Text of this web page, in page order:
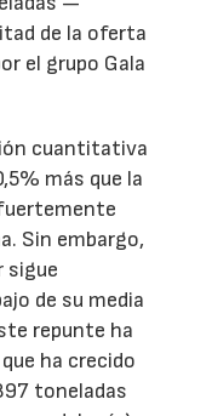
de la oferta
el grupo Gala
cuantitativa
más que la
Sin embargo,
sigue
de su media
repunte ha
ha crecido
toneladas